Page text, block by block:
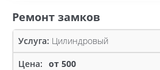
Ремонт замков
Цилиндровый
от 500